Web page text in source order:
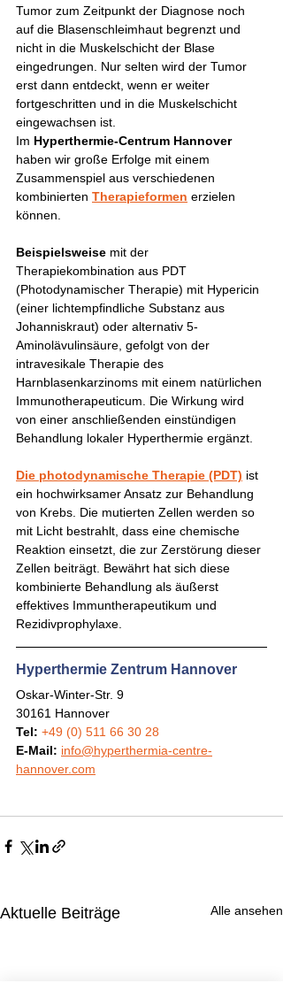
Tumor zum Zeitpunkt der Diagnose noch
auf die Blasenschleimhaut begrenzt und
nicht in die Muskelschicht der Blase
eingedrungen. Nur selten wird der Tumor
erst dann entdeckt, wenn er weiter
fortgeschritten und in die Muskelschicht
eingewachsen ist.
Im Hyperthermie-Centrum Hannover
haben wir große Erfolge mit einem
Zusammenspiel aus verschiedenen
kombinierten Therapieformen erzielen
können.
Beispielsweise mit der
Therapiekombination aus PDT
(Photodynamischer Therapie) mit Hypericin
(einer lichtempfindliche Substanz aus
Johanniskraut) oder alternativ 5-
Aminolävulinsäure, gefolgt von der
intravesikale Therapie des
Harnblasenkarzinoms mit einem natürlichen
Immunotherapeuticum. Die Wirkung wird
von einer anschließenden einstündigen
Behandlung lokaler Hyperthermie ergänzt.
Die photodynamische Therapie (PDT) ist
ein hochwirksamer Ansatz zur Behandlung
von Krebs. Die mutierten Zellen werden so
mit Licht bestrahlt, dass eine chemische
Reaktion einsetzt, die zur Zerstörung dieser
Zellen beiträgt. Bewährt hat sich diese
kombinierte Behandlung als äußerst
effektives Immuntherapeutikum und
Rezidivprophylaxe.
Hyperthermie Zentrum Hannover
Oskar-Winter-Str. 9
30161 Hannover
Tel: +49 (0) 511 66 30 28
E-Mail: info@hyperthermia-centre-
hannover.com
Aktuelle Beiträge Alle ansehen